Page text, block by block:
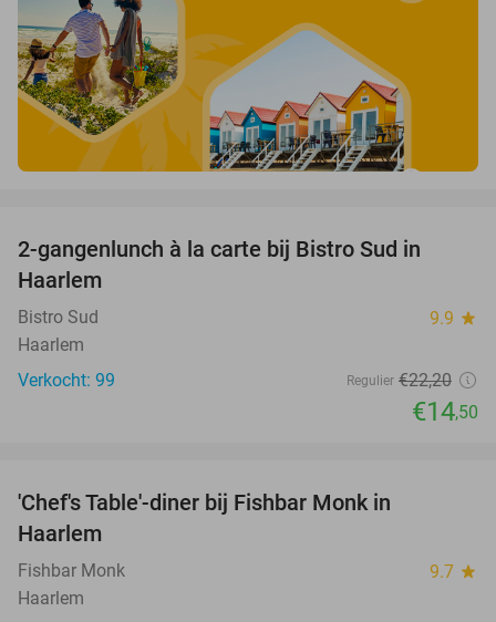
2-gangenlunch à la carte bij Bistro Sud in
Haarlem
Bistro Sud 9.9 star
Haarlem
Verkocht: 99
Regulier €22,20
€14,50
'Chef's Table'-diner bij Fishbar Monk in
Haarlem
Fishbar Monk 9.7 star
Haarlem